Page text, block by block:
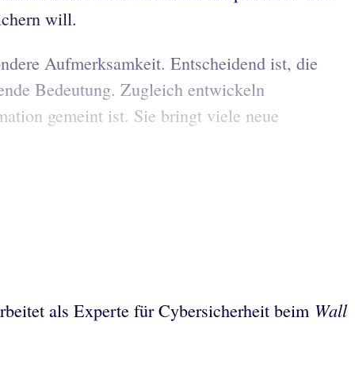
will.
Aufmerksamkeit. Entscheidend ist, die
Bedeutung. Zugleich entwickeln
gemeint ist. Sie bringt viele neue
als Experte für Cybersicherheit beim Wall